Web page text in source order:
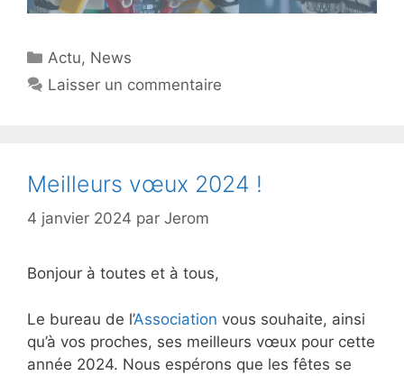
Catégories
Actu, News
Laisser un commentaire
Meilleurs vœux 2024 !
4 janvier 2024 par Jerom
Bonjour à toutes et à tous,
Le bureau de l’Association vous souhaite, ainsi
qu’à vos proches, ses meilleurs vœux pour cette
année 2024. Nous espérons que les fêtes se